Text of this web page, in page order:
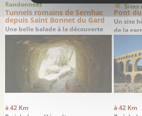
Randonnées
Tunnels romains de Sernhac
depuis Saint Bonnet du Gard
Une belle balade à la découverte
des vestiges d’un aqueduc romain
du 1er siècle
Sites
Pont
Un site
de la
à 42 Km
à 42 Km